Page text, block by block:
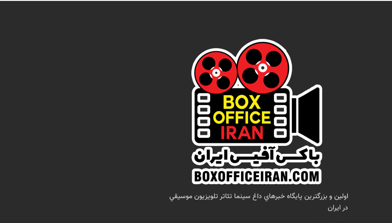
اولين و بزرگترين پايگاه خبرهاي داغ سينما تئاتر تلويزيون موسيقي
در ايران